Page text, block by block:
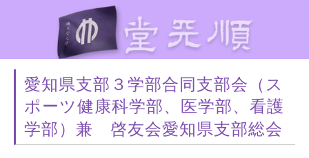
愛知県支部３学部合同支部会（ス
ポーツ健康科学部、医学部、看護
学部）兼 啓友会愛知県支部総会